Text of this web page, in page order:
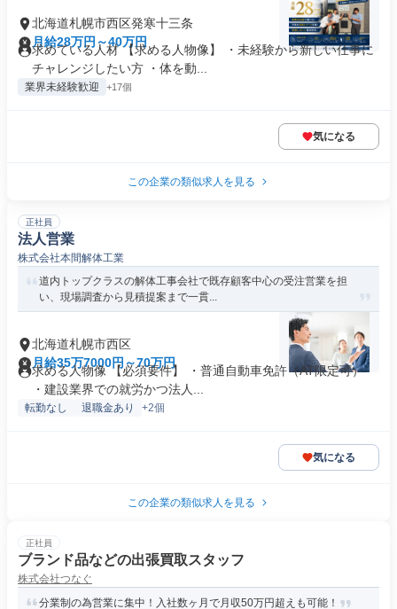
北海道札幌市西区発寒十三条
月給28万円～40万円
求めている人材 【求める人物像】 ・未経験から新しい仕事に
チャレンジしたい方 ・体を動...
業界未経験歓迎 +17個
気になる
この企業の類似求人を見る
正社員
法人営業
株式会社本間解体工業
道内トップクラスの解体工事会社で既存顧客中心の受注営業を担
い、現場調査から見積提案まで一貫...
北海道札幌市西区
月給35万7000円～70万円
求める人物像 【必須要件】 ・普通自動車免許（AT限定可）
・建設業界での就労かつ法人...
転勤なし 退職金あり +2個
気になる
この企業の類似求人を見る
正社員
ブランド品などの出張買取スタッフ
株式会社つなぐ
分業制の為営業に集中！入社数ヶ月で月収50万円超えも可能！